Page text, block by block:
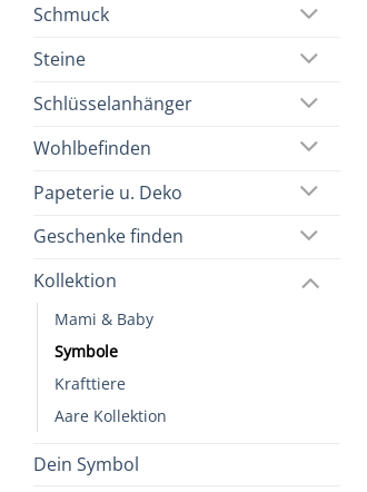
Schmuck
Steine
Schlüsselanhänger
Wohlbefinden
Papeterie u. Deko
Geschenke finden
Kollektion
Mami & Baby
Symbole
Krafttiere
Aare Kollektion
Dein Symbol